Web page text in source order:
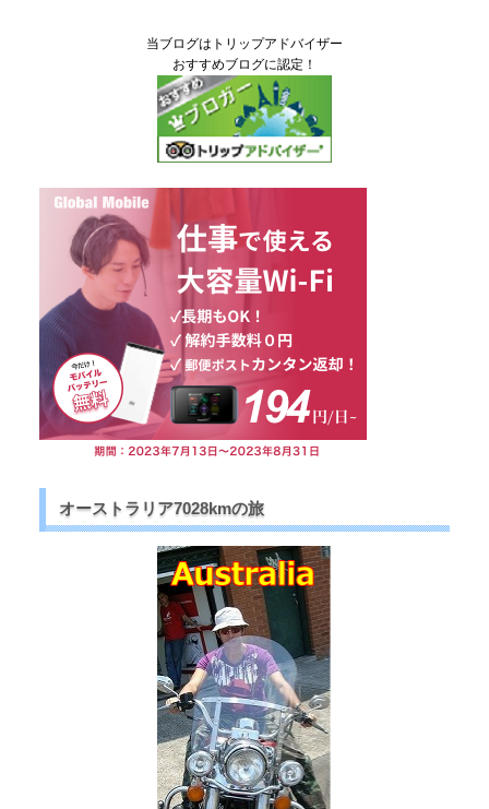
当ブログはトリップアドバイザー
おすすめブログに認定！
オーストラリア7028kmの旅